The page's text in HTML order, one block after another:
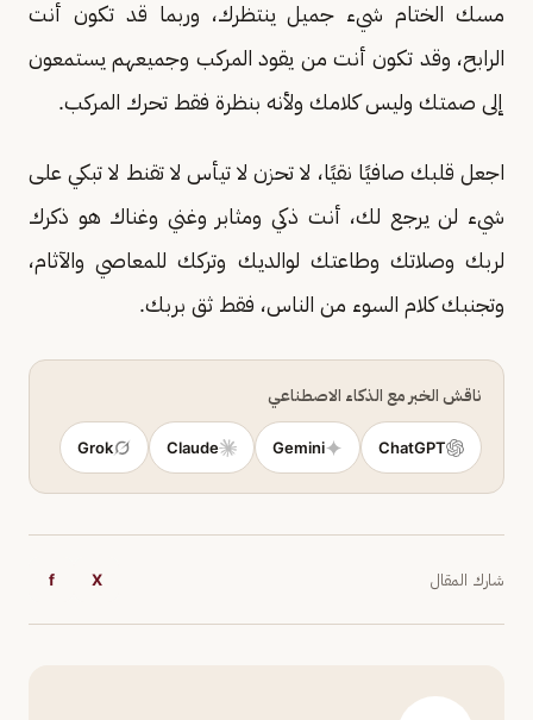
مسك الختام شيء جميل ينتظرك، وربما قد تكون أنت
الرابح، وقد تكون أنت من يقود المركب وجميعهم يستمعون
إلى صمتك وليس كلامك ولأنه بنظرة فقط تحرك المركب.
اجعل قلبك صافيًا نقيًا، لا تحزن لا تيأس لا تقنط لا تبكي على
شيء لن يرجع لك، أنت ذكي ومثابر وغني وغناك هو ذكرك
لربك وصلاتك وطاعتك لوالديك وتركك للمعاصي والآثام،
وتجنبك كلام السوء من الناس، فقط ثق بربك.
ناقش الخبر مع الذكاء الاصطناعي
ChatGPT
Gemini
Claude
Grok
شارك المقال X
f